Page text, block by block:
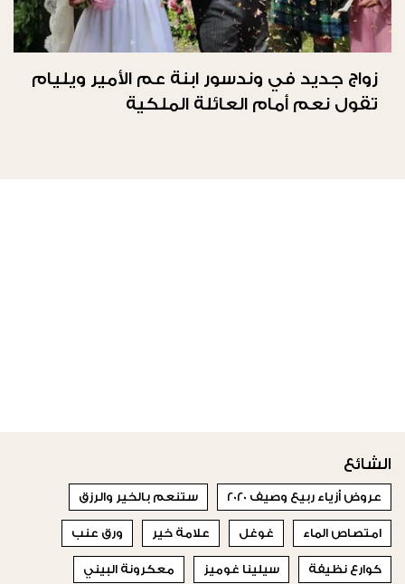
زواج جديد في وندسور ابنة عم الأمير ويليام
تقول نعم أمام العائلة الملكية
الشائع
عروض أزياء ربيع وصيف 2020 ستنعم بالخير والرزق
امتصاص الماء غوغل علامة خير ورق عنب
كوارع نظيفة سيلينا غوميز معكرونة البيني